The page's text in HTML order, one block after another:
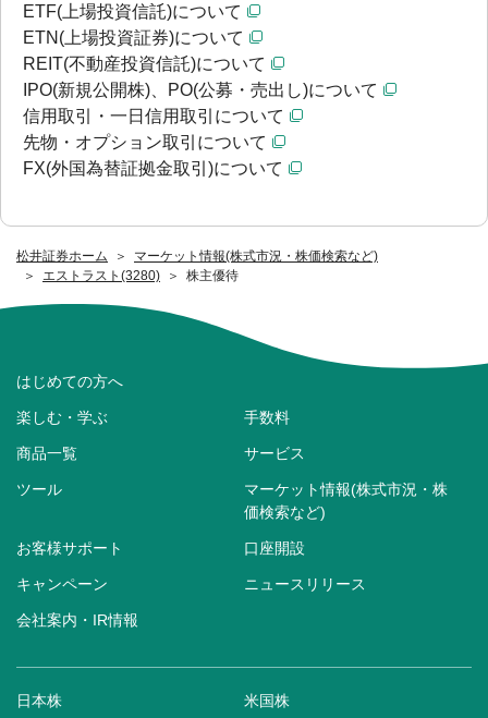
松井証券ホーム
マーケット情報(株式市況・株価検索など)
エストラスト(3280)
株主優待
ETF(上場投資信託)について
ETN(上場投資証券)について
REIT(不動産投資信託)について
IPO(新規公開株)、PO(公募・売出し)について
信用取引・一日信用取引について
先物・オプション取引について
FX(外国為替証拠金取引)について
はじめての方へ
楽しむ・学ぶ 手数料
商品一覧 サービス
ツール
マーケット情報(株式市況・株
価検索など)
お客様サポート 口座開設
キャンペーン ニュースリリース
会社案内・IR情報
日本株 米国株